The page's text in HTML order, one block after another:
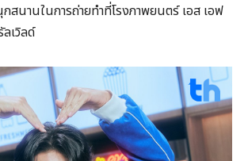
สนานในการถ่ายทำที่โรงภาพยนตร์ เอส เอฟ
เวิลด์